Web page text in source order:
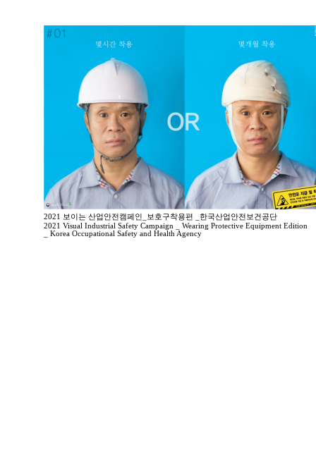
2021 보이는 산업안전캠페인_보호구착용편 _한국산업안전보건공단
2021 Visual Industrial Safety Campaign _ Wearing Protective Equipment Edition
_ Korea Occupational Safety and Health Agency